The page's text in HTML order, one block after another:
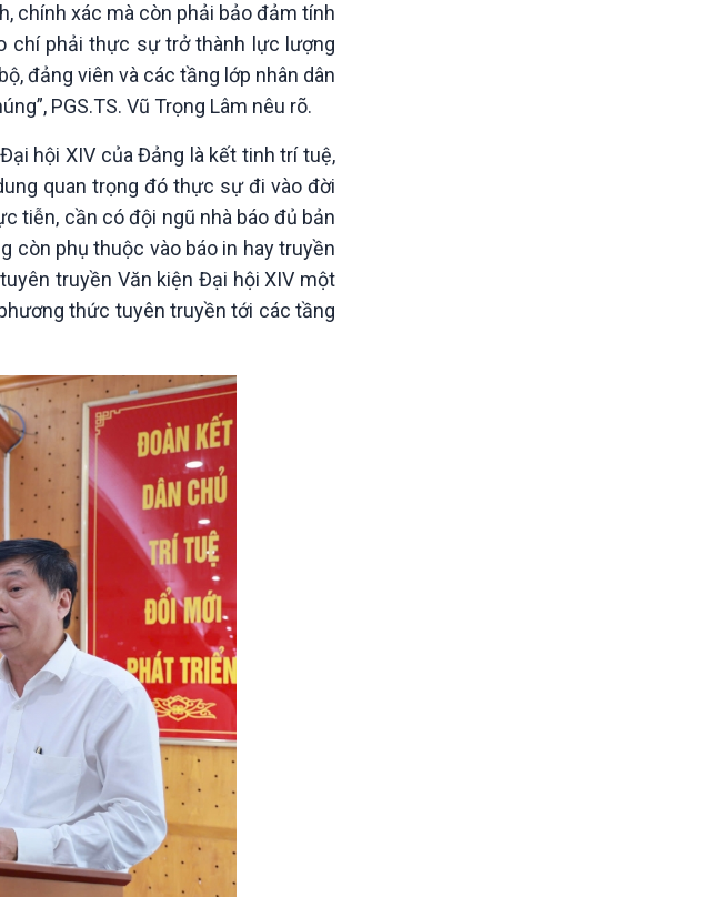
chính xác mà còn phải bảo đảm tính
chí phải thực sự trở thành lực lượng
đảng viên và các tầng lớp nhân dân
PGS.TS. Vũ Trọng Lâm nêu rõ.
hội XIV của Đảng là kết tinh trí tuệ,
quan trọng đó thực sự đi vào đời
tiễn, cần có đội ngũ nhà báo đủ bản
còn phụ thuộc vào báo in hay truyền
truyền Văn kiện Đại hội XIV một
thức tuyên truyền tới các tầng